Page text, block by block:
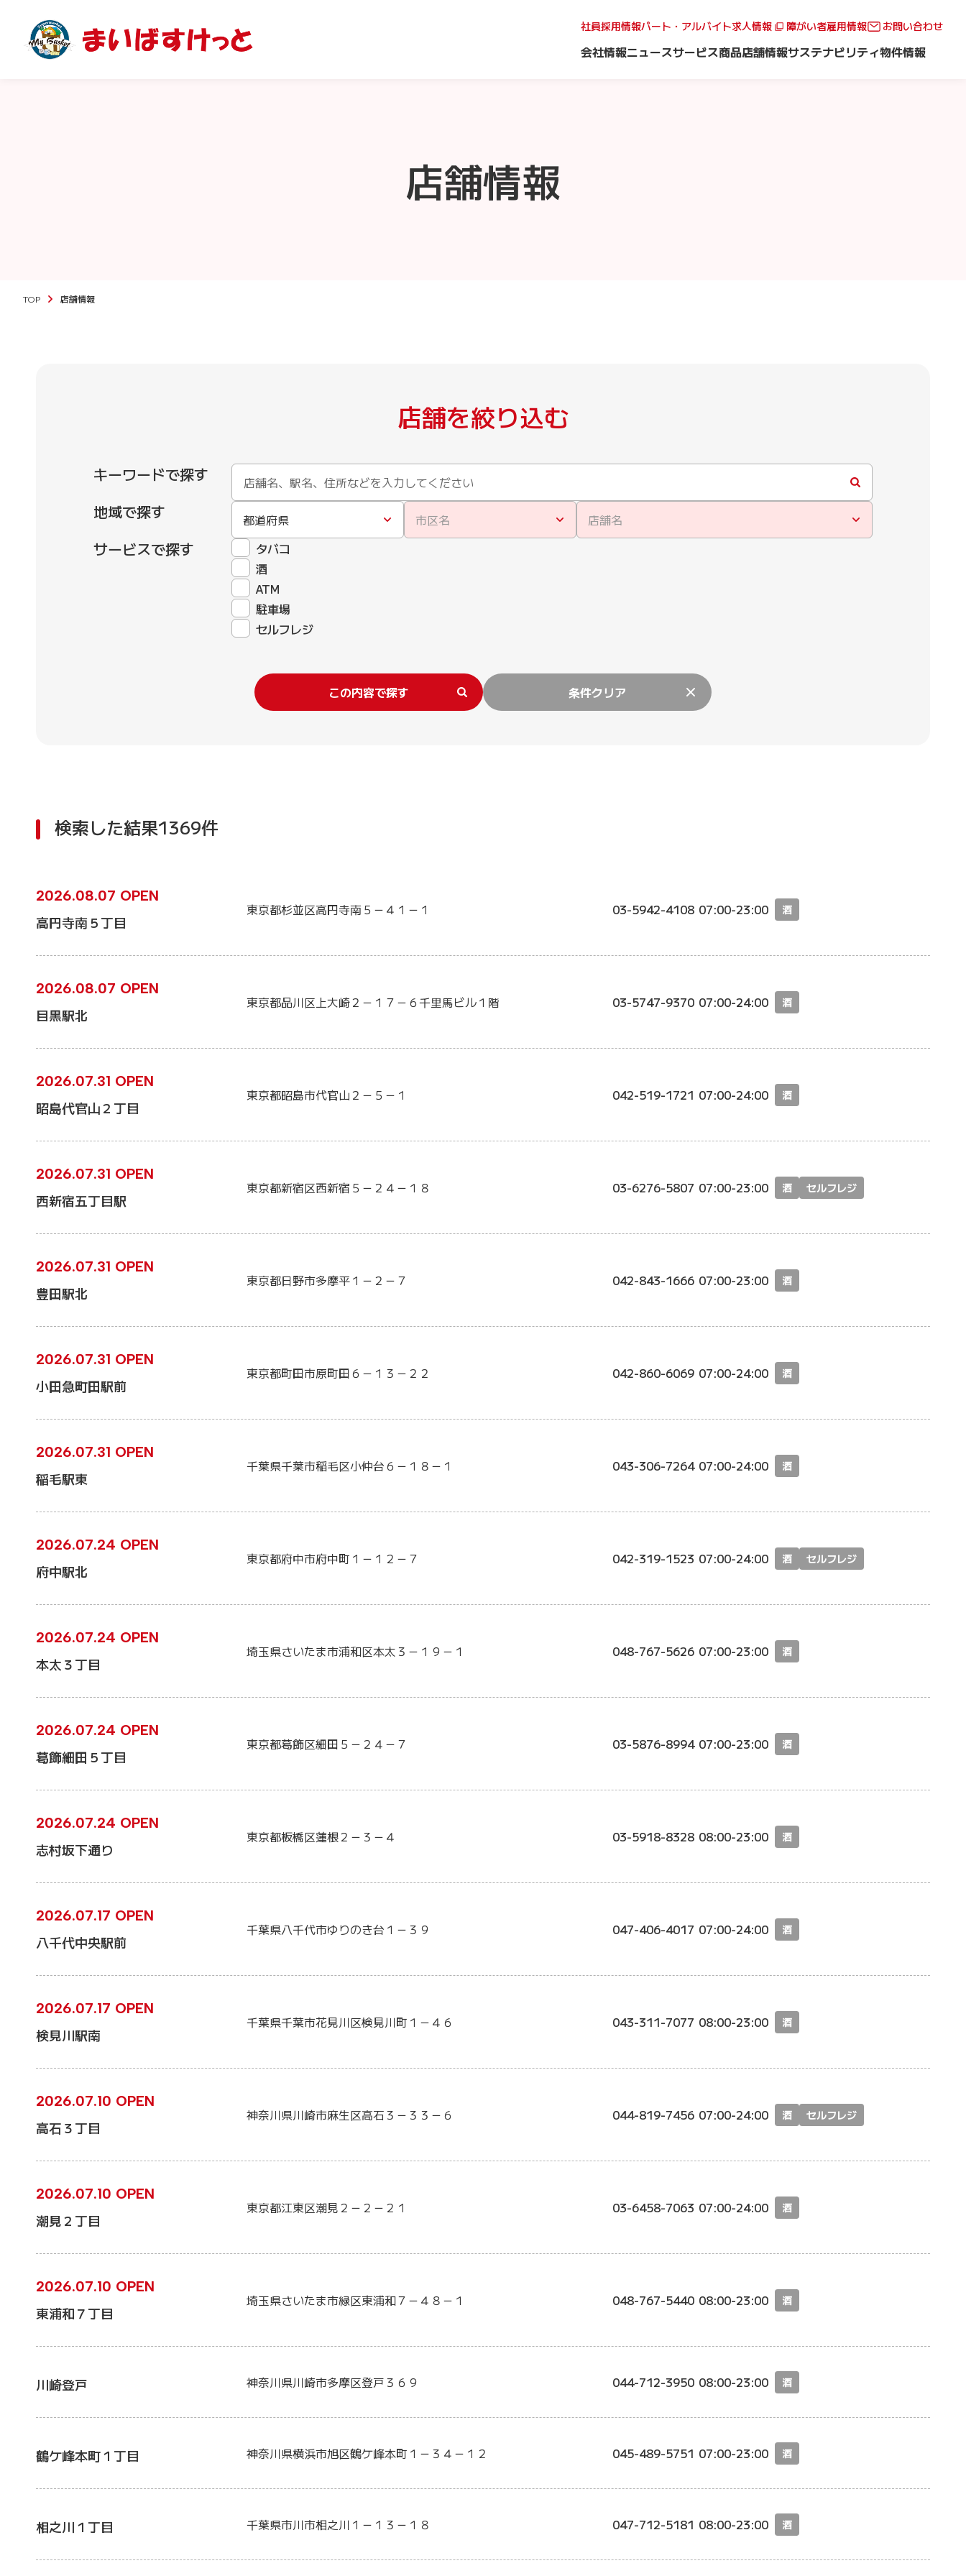
社員採用情報パート・アルバイト求人情報 障がい者雇用情報 お問い合わせ
会社情報ニュースサービス商品店舗情報サステナビリティ物件情報
店舗情報
TOP 店舗情報
店舗を絞り込む
キーワードで探す
地域で探す
都道府県 市区名 店舗名
サービスで探す
タバコ
酒
ATM
駐車場
セルフレジ
この内容で探す 条件クリア
検索した結果1369件
2026.08.07 OPEN
高円寺南５丁目
東京都杉並区高円寺南５－４１－１ 03-5942-4108 07:00-23:00 酒
2026.08.07 OPEN
目黒駅北
東京都品川区上大崎２－１７－６千里馬ビル１階 03-5747-9370 07:00-24:00 酒
2026.07.31 OPEN
昭島代官山２丁目
東京都昭島市代官山２－５－１ 042-519-1721 07:00-24:00 酒
2026.07.31 OPEN
西新宿五丁目駅
東京都新宿区西新宿５－２４－１８ 03-6276-5807 07:00-23:00 酒 セルフレジ
2026.07.31 OPEN
豊田駅北
東京都日野市多摩平１－２－７ 042-843-1666 07:00-23:00 酒
2026.07.31 OPEN
小田急町田駅前
東京都町田市原町田６－１３－２２ 042-860-6069 07:00-24:00 酒
2026.07.31 OPEN
稲毛駅東
千葉県千葉市稲毛区小仲台６－１８－１ 043-306-7264 07:00-24:00 酒
2026.07.24 OPEN
府中駅北
東京都府中市府中町１－１２－７ 042-319-1523 07:00-24:00 酒 セルフレジ
2026.07.24 OPEN
本太３丁目
埼玉県さいたま市浦和区本太３－１９－１ 048-767-5626 07:00-23:00 酒
2026.07.24 OPEN
葛飾細田５丁目
東京都葛飾区細田５－２４－７ 03-5876-8994 07:00-23:00 酒
2026.07.24 OPEN
志村坂下通り
東京都板橋区蓮根２－３－４ 03-5918-8328 08:00-23:00 酒
2026.07.17 OPEN
八千代中央駅前
千葉県八千代市ゆりのき台１－３９ 047-406-4017 07:00-24:00 酒
2026.07.17 OPEN
検見川駅南
千葉県千葉市花見川区検見川町１－４６ 043-311-7077 08:00-23:00 酒
2026.07.10 OPEN
高石３丁目
神奈川県川崎市麻生区高石３－３３－６ 044-819-7456 07:00-24:00 酒 セルフレジ
2026.07.10 OPEN
潮見２丁目
東京都江東区潮見２－２－２１ 03-6458-7063 07:00-24:00 酒
2026.07.10 OPEN
東浦和７丁目
埼玉県さいたま市緑区東浦和７－４８－１ 048-767-5440 08:00-23:00 酒
川崎登戸 神奈川県川崎市多摩区登戸３６９ 044-712-3950 08:00-23:00 酒
鶴ケ峰本町１丁目 神奈川県横浜市旭区鶴ケ峰本町１－３４－１２ 045-489-5751 07:00-23:00 酒
相之川１丁目 千葉県市川市相之川１－１３－１８ 047-712-5181 08:00-23:00 酒